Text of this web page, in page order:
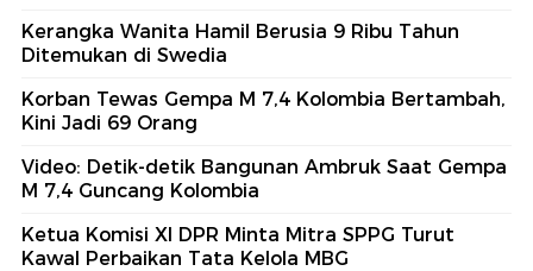
Kerangka Wanita Hamil Berusia 9 Ribu Tahun
Ditemukan di Swedia
Korban Tewas Gempa M 7,4 Kolombia Bertambah,
Kini Jadi 69 Orang
Video: Detik-detik Bangunan Ambruk Saat Gempa
M 7,4 Guncang Kolombia
Ketua Komisi XI DPR Minta Mitra SPPG Turut
Kawal Perbaikan Tata Kelola MBG